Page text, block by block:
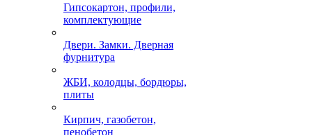
Гипсокартон, профили,
комплектующие
Двери. Замки. Дверная
фурнитура
ЖБИ, колодцы, бордюры,
плиты
Кирпич, газобетон,
пенобетон